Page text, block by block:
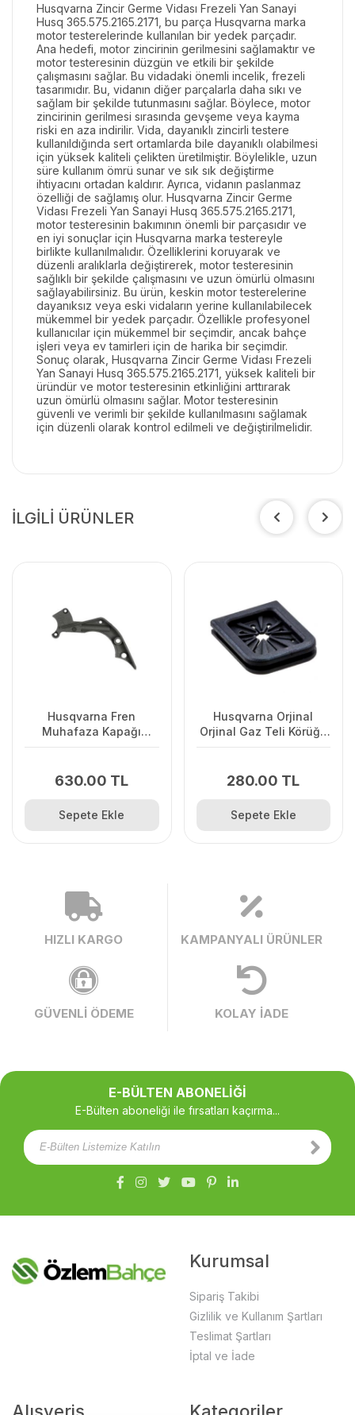
Husqvarna Zincir Germe Vidası Frezeli Yan Sanayi
Husq 365.575.2165.2171, bu parça Husqvarna marka
motor testerelerinde kullanılan bir yedek parçadır.
Ana hedefi, motor zincirinin gerilmesini sağlamaktır ve
motor testeresinin düzgün ve etkili bir şekilde
çalışmasını sağlar. Bu vidadaki önemli incelik, frezeli
tasarımıdır. Bu, vidanın diğer parçalarla daha sıkı ve
sağlam bir şekilde tutunmasını sağlar. Böylece, motor
zincirinin gerilmesi sırasında gevşeme veya kayma
riski en aza indirilir. Vida, dayanıklı zincirli testere
kullanıldığında sert ortamlarda bile dayanıklı olabilmesi
için yüksek kaliteli çelikten üretilmiştir. Böylelikle, uzun
süre kullanım ömrü sunar ve sık sık değiştirme
ihtiyacını ortadan kaldırır. Ayrıca, vidanın paslanmaz
özelliği de sağlamış olur. Husqvarna Zincir Germe
Vidası Frezeli Yan Sanayi Husq 365.575.2165.2171,
motor testeresinin bakımının önemli bir parçasıdır ve
en iyi sonuçlar için Husqvarna marka testereyle
birlikte kullanılmalıdır. Özelliklerini koruyarak ve
düzenli aralıklarla değiştirerek, motor testeresinin
sağlıklı bir şekilde çalışmasını ve uzun ömürlü olmasını
sağlayabilirsiniz. Bu ürün, keskin motor testerelerine
dayanıksız veya eski vidaların yerine kullanılabilecek
mükemmel bir yedek parçadır. Özellikle profesyonel
kullanıcılar için mükemmel bir seçimdir, ancak bahçe
işleri veya ev tamirleri için de harika bir seçimdir.
Sonuç olarak, Husqvarna Zincir Germe Vidası Frezeli
Yan Sanayi Husq 365.575.2165.2171, yüksek kaliteli bir
üründür ve motor testeresinin etkinliğini arttırarak
uzun ömürlü olmasını sağlar. Motor testeresinin
güvenli ve verimli bir şekilde kullanılmasını sağlamak
için düzenli olarak kontrol edilmeli ve değiştirilmelidir.
İLGİLİ ÜRÜNLER
Husqvarna Fren
Muhafaza Kapağı
630.00 TL
Sepete Ekle
Husqvarna Orjinal
Orjinal Gaz Teli Körüğü
280.00 TL
Sepete Ekle
HIZLI KARGO KAMPANYALI ÜRÜNLER
GÜVENLİ ÖDEME KOLAY İADE
E-BÜLTEN ABONELİĞİ
E-Bülten aboneliği ile fırsatları kaçırma...
Kurumsal
Sipariş Takibi
Gizlilik ve Kullanım Şartları
Teslimat Şartları
İptal ve İade